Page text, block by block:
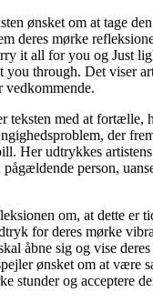
ønsket om at tage
deres mørke
it all for you og Just
you through. Det viser
vedkommende.
teksten med at fortælle,
der
Her udtrykkes
pågældende person,
om, at dette er
for deres mørke
åbne sig og vise
ønsket om at være
stunder og acceptere